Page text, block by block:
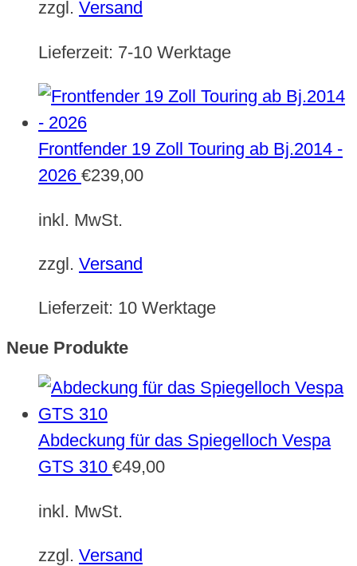
zzgl. Versand
Lieferzeit: 7-10 Werktage
Frontfender 19 Zoll Touring ab Bj.2014 -
2026 €239,00
inkl. MwSt.
zzgl. Versand
Lieferzeit: 10 Werktage
Neue Produkte
Abdeckung für das Spiegelloch Vespa
GTS 310 €49,00
inkl. MwSt.
zzgl. Versand